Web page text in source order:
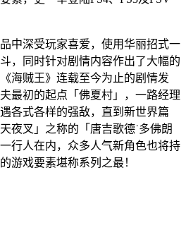
中深受玩家喜爱，使用华丽招式一
，同时针对剧情内容作出了大幅的
海贼王》连载至今为止的剧情发
最初的起点「佛夏村」，一路经理
各式各样的强敌，直到新世界篇
夜叉」之称的「唐吉歌德˙多佛朗
行人在内，众多人气新角色也将持
游戏要素堪称系列之最！